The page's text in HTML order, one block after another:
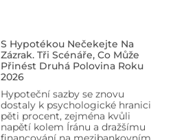
S Hypotékou Nečekejte Na
Zázrak. Tři Scénáře, Co Může
Přinést Druhá Polovina Roku
2026
Hypoteční sazby se znovu
dostaly k psychologické hranici
pěti procent, zejména kvůli
napětí kolem Íránu a dražšímu